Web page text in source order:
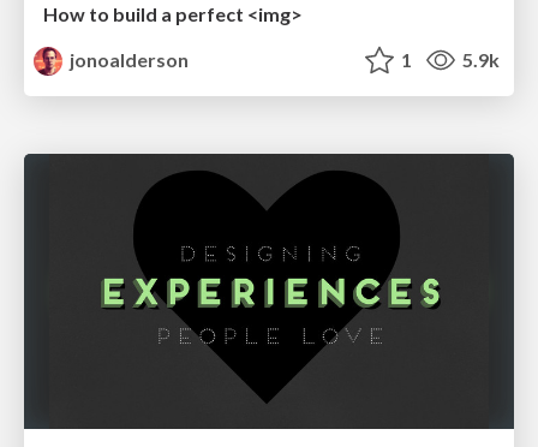
How to build a perfect <img>
jonoalderson
1 5.9k